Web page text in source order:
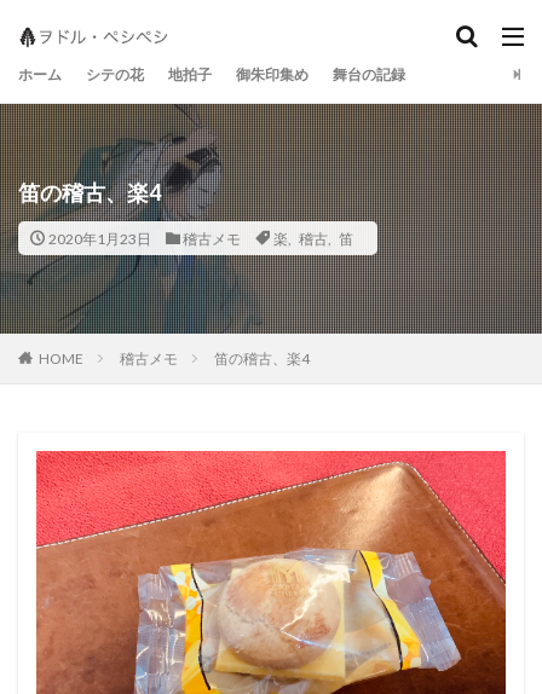
ホーム シテの花 地拍子 御朱印集め 舞台の記録
笛の稽古、楽4
2020年1月23日 稽古メモ 楽 稽古, 笛
HOME 稽古メモ 笛の稽古、楽4
地拍子 シテの花 宝生流